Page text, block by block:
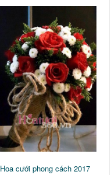
Hoa cưới phong cách 2017